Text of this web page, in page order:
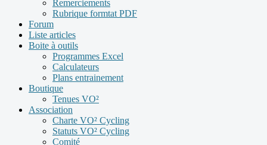
Remerciements
Rubrique formtat PDF
Forum
Liste articles
Boite à outils
Programmes Excel
Calculateurs
Plans entrainement
Boutique
Tenues VO²
Association
Charte VO² Cycling
Statuts VO² Cycling
Comité